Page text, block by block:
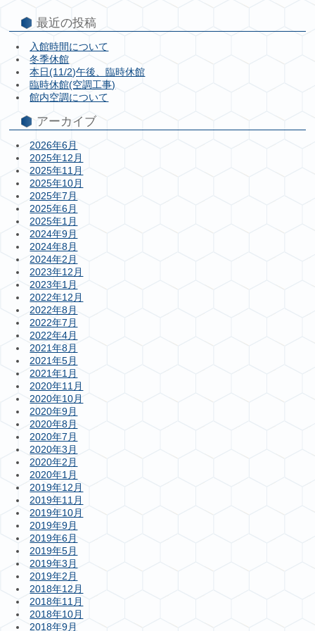
最近の投稿
入館時間について
冬季休館
本日(11/2)午後、臨時休館
臨時休館(空調工事)
館内空調について
アーカイブ
2026年6月
2025年12月
2025年11月
2025年10月
2025年7月
2025年6月
2025年1月
2024年9月
2024年8月
2024年2月
2023年12月
2023年1月
2022年12月
2022年8月
2022年7月
2022年4月
2021年8月
2021年5月
2021年1月
2020年11月
2020年10月
2020年9月
2020年8月
2020年7月
2020年3月
2020年2月
2020年1月
2019年12月
2019年11月
2019年10月
2019年9月
2019年6月
2019年5月
2019年3月
2019年2月
2018年12月
2018年11月
2018年10月
2018年9月